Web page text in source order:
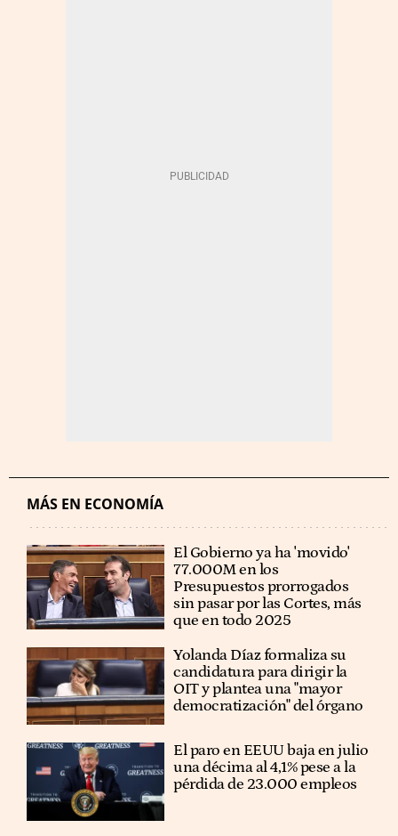
MÁS EN ECONOMÍA
El Gobierno ya ha 'movido'
77.000M en los
Presupuestos prorrogados
sin pasar por las Cortes, más
que en todo 2025
Yolanda Díaz formaliza su
candidatura para dirigir la
OIT y plantea una "mayor
democratización" del órgano
El paro en EEUU baja en julio
una décima al 4,1% pese a la
pérdida de 23.000 empleos